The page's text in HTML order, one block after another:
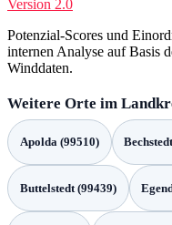
Version 2.0
Potenzial-Scores und
internen Analyse auf Basis
Winddaten.
Weitere Orte im
Apolda (99510)
Buttelstedt (99439)